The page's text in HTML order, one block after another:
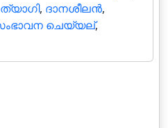
ത്യാഗി, ദാനശീലന്‍,
ചെയ്യല്,